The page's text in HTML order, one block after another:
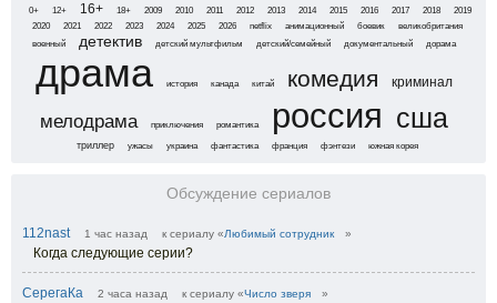
0+ 12+ 16+ 18+ 2009 2010 2011 2012 2013 2014 2015 2016 2017 2018
2019
2020
2021 2022 2023 2024 2025 2026 netflix анимационный боевик
великобритания
военный
детектив детский мультфильм детский/семейный документальный дорама
драма история канада китай комедия криминал
мелодрама приключения романтика россия сша
триллер ужасы украина фантастика франция фэнтези южная корея
Обсуждение сериалов
112nast 1 час назад к сериалу «Любимый сотрудник »
Когда следующие серии?
СерегаКа 2 часа назад к сериалу «Число зверя »